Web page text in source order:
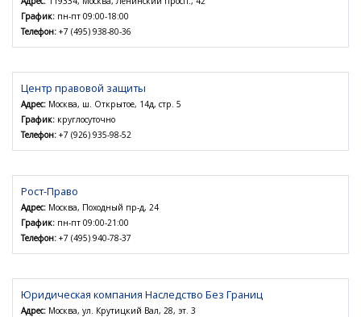
График: пн-пт 09:00-18:00
Телефон: +7 (495) 938-80-36
Центр правовой защиты
Адрес: Москва, ш. Открытое, 14д, стр. 5
График: круглосуточно
Телефон: +7 (926) 935-98-52
Рост-Право
Адрес: Москва, Походный пр-д, 24
График: пн-пт 09:00-21:00
Телефон: +7 (495) 940-78-37
Юридическая компания Наследство Без Границ
Адрес: Москва, ул. Крутицкий Вал, 28, эт. 3